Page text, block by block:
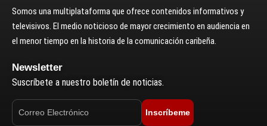
Somos una multiplataforma que ofrece contenidos informativos y
televisivos. El medio noticioso de mayor crecimiento en audiencia en
el menor tiempo en la historia de la comunicación caribeña.
Newsletter
Suscríbete a nuestro boletín de noticias.
Inscríbeme